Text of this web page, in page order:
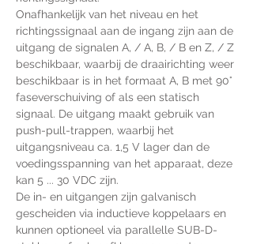
Onafhankelijk van het niveau en het
richtingssignaal aan de ingang zijn aan de
uitgang de signalen A, / A, B, / B en Z, / Z
beschikbaar, waarbij de draairichting weer
beschikbaar is in het formaat A, B met 90°
faseverschuiving of als een statisch
signaal. De uitgang maakt gebruik van
push-pull-trappen, waarbij het
uitgangsniveau ca. 1,5 V lager dan de
voedingsspanning van het apparaat, deze
kan 5 ... 30 VDC zijn.
De in- en uitgangen zijn galvanisch
gescheiden via inductieve koppelaars en
kunnen optioneel via parallelle SUB-D-